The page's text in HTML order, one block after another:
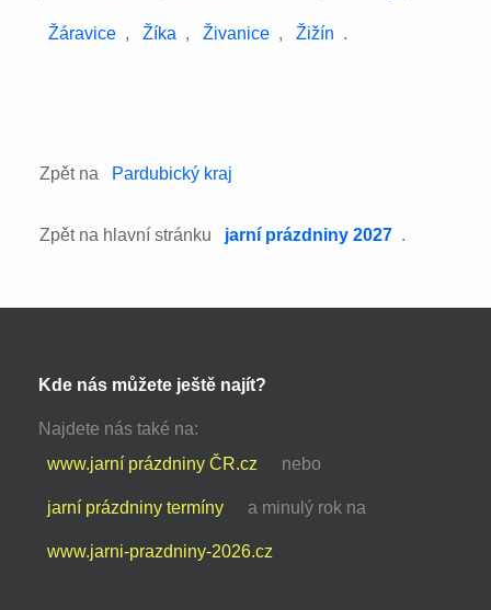
Žáravice , Žíka , Živanice , Žižín .
Zpět na Pardubický kraj
Zpět na hlavní stránku jarní prázdniny 2027 .
Kde nás můžete ještě najít?
Najdete nás také na:
www.jarní prázdniny ČR.cz
nebo
jarní prázdniny termíny a minulý rok na
www.jarni-prazdniny-2026.cz